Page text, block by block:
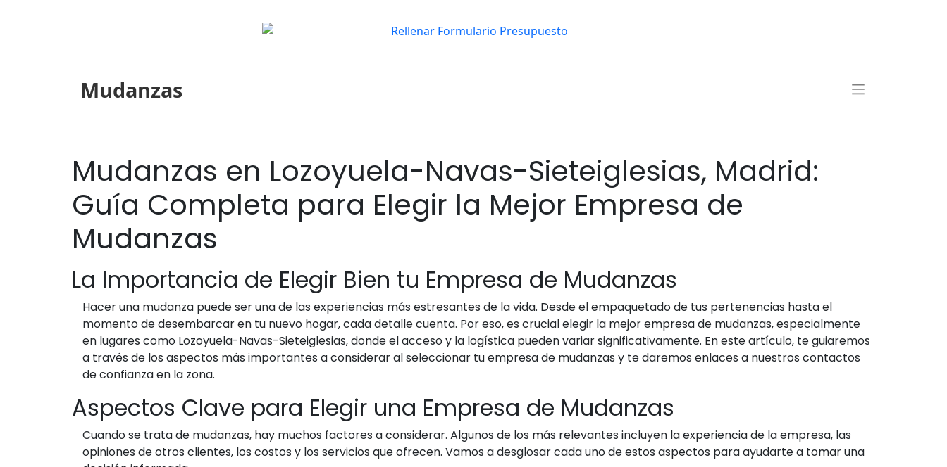
Mudanzas
Mudanzas en Lozoyuela-Navas-Sieteiglesias, Madrid:
Guía Completa para Elegir la Mejor Empresa de
Mudanzas
La Importancia de Elegir Bien tu Empresa de Mudanzas
Hacer una mudanza puede ser una de las experiencias más estresantes de la vida. Desde el empaquetado de tus pertenencias hasta el
momento de desembarcar en tu nuevo hogar, cada detalle cuenta. Por eso, es crucial elegir la mejor empresa de mudanzas, especialmente
en lugares como Lozoyuela-Navas-Sieteiglesias, donde el acceso y la logística pueden variar significativamente. En este artículo, te guiaremos
a través de los aspectos más importantes a considerar al seleccionar tu empresa de mudanzas y te daremos enlaces a nuestros contactos
de confianza en la zona.
Aspectos Clave para Elegir una Empresa de Mudanzas
Cuando se trata de mudanzas, hay muchos factores a considerar. Algunos de los más relevantes incluyen la experiencia de la empresa, las
opiniones de otros clientes, los costos y los servicios que ofrecen. Vamos a desglosar cada uno de estos aspectos para ayudarte a tomar una